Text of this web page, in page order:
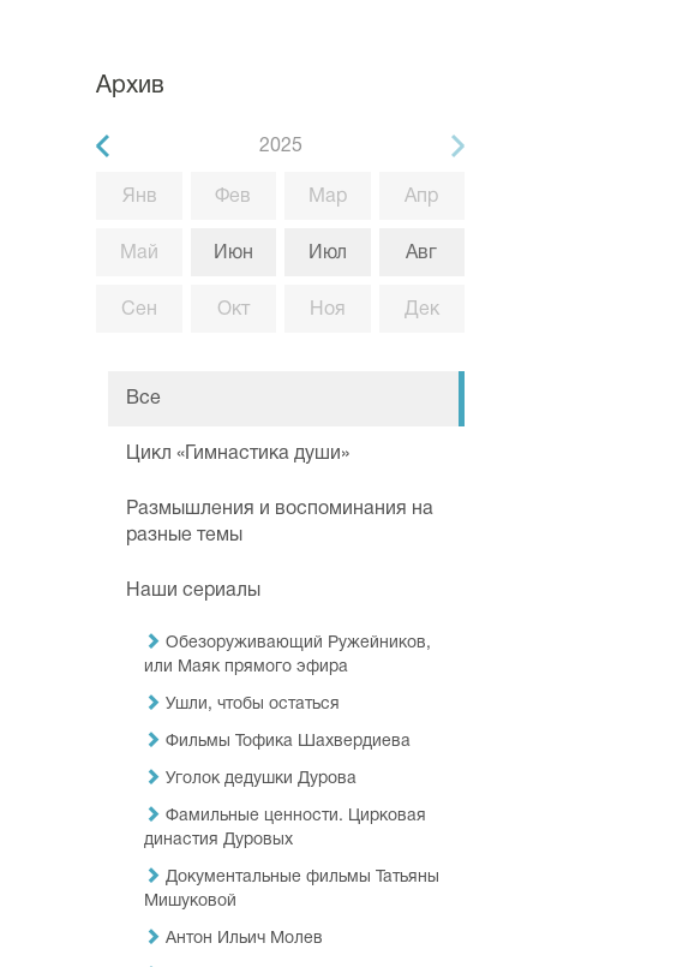
Архив
2025
Янв
Май
Сен
Фев
Июн
Окт
Мар
Июл
Ноя
Апр
Авг
Дек
Все
Цикл «Гимнастика души»
Размышления и воспоминания на
разные темы
Наши сериалы
Обезоруживающий Ружейников,
или Маяк прямого эфира
Ушли, чтобы остаться
Фильмы Тофика Шахвердиева
Уголок дедушки Дурова
Фамильные ценности. Цирковая
династия Дуровых
Документальные фильмы Татьяны
Мишуковой
Антон Ильич Молев